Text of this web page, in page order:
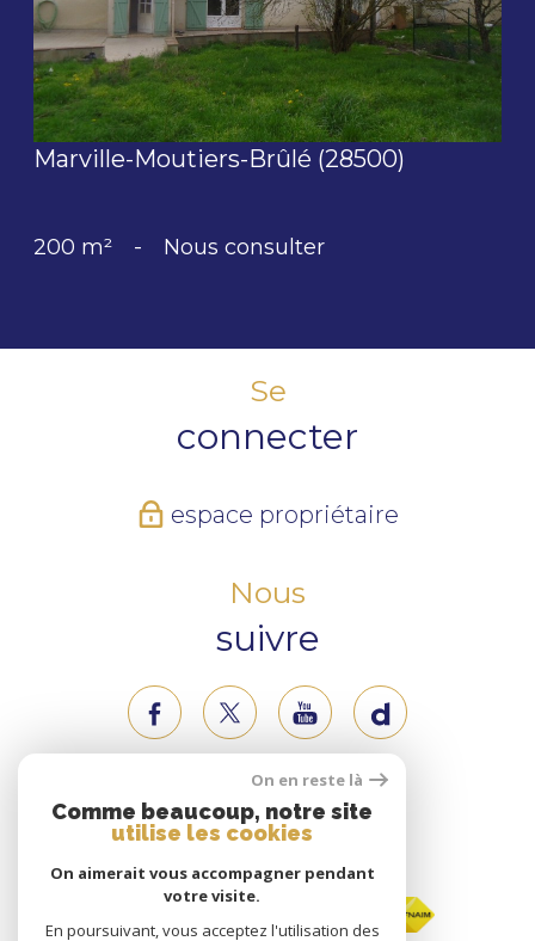
Marville-Moutiers-Brûlé (28500)
200 m² - Nous consulter
Se
connecter
espace propriétaire
Nous
suivre
Nous
adhérons
On en reste là
Comme beaucoup, notre site
utilise les cookies
On aimerait vous accompagner pendant
votre visite.
En poursuivant, vous acceptez l'utilisation des